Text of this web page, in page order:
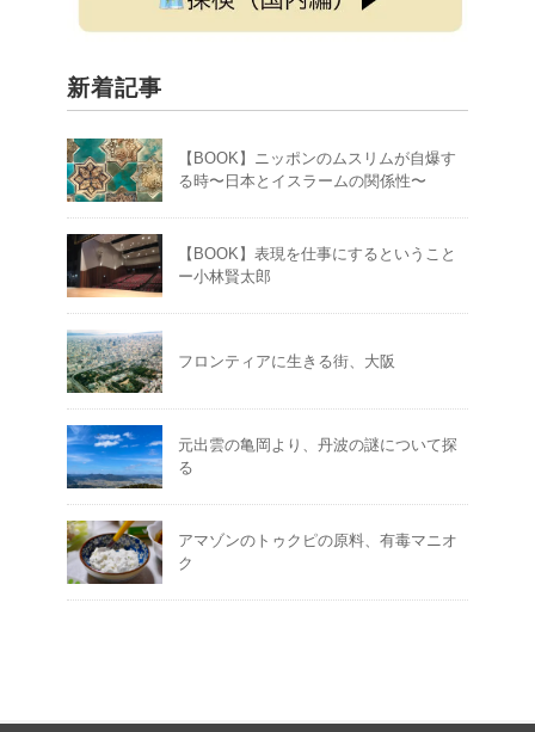
新着記事
【BOOK】ニッポンのムスリムが自爆す
る時〜日本とイスラームの関係性〜
【BOOK】表現を仕事にするということ
ー小林賢太郎
フロンティアに生きる街、大阪
元出雲の亀岡より、丹波の謎について探
る
アマゾンのトゥクピの原料、有毒マニオ
ク